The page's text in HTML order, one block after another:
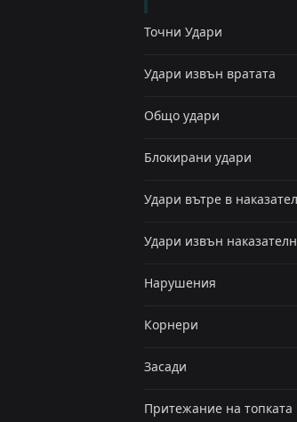
Точни Удари
Удари извън вратата
Общо удари
Блокирани удари
Удари вътре в
Удари извън
Нарушения
Корнери
Засади
Притежание на топката